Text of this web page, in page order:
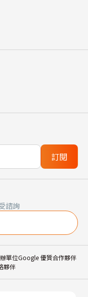
訂閱
諮詢
單位Google 優質合作夥伴
夥伴